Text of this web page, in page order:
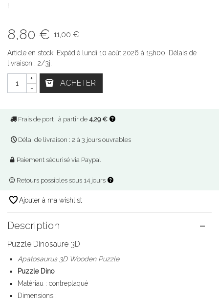
!
8,80 € 11,00 €
Article en stock. Expédié lundi 10 août 2026 à 15h00. Délais de
livraison : 2/3j.
-
+ ACHETER
Frais de port : à partir de 4,29 €
Délai de livraison : 2 à 3 jours ouvrables
Paiement sécurisé via Paypal
Retours possibles sous 14 jours
Ajouter à ma wishlist
Description
Puzzle Dinosaure 3D
Apatosaurus 3D Wooden Puzzle
Puzzle Dino
Matériau : contreplaqué
Dimensions :